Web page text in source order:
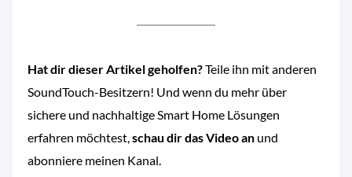
Hat dir dieser Artikel geholfen?Teile ihn mit anderen
SoundTouch-Besitzern! Und wenn du mehr über
sichere und nachhaltige Smart Home Lösungen
erfahren möchtest,schau dir das Video an und
abonniere meinen Kanal.